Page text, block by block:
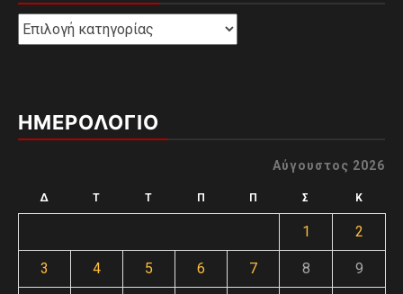
Kατηγορίες
ΗΜΕΡΟΛΟΓΙΟ
Αύγουστος 2026
Δ Τ Τ Π Π Σ Κ
1 2
3 4 5 6 7 8 9